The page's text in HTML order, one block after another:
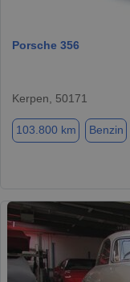
Porsche 356
Kerpen, 50171
103.800 km Benzin